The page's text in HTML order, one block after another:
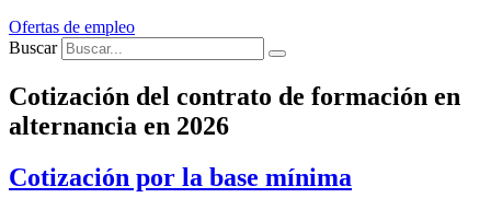
Ofertas de empleo
Buscar
Cotización del contrato de formación en
alternancia en 2026
Cotización por la base mínima